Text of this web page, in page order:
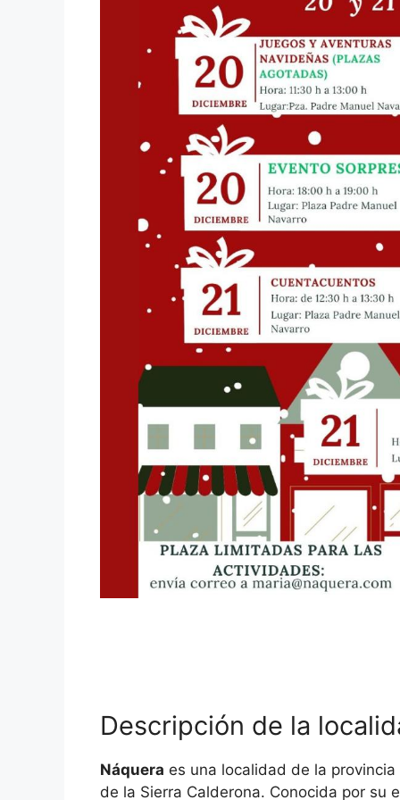
Descripción de la
Náquera es una localidad de la
de la Sierra Calderona. Conocida por su